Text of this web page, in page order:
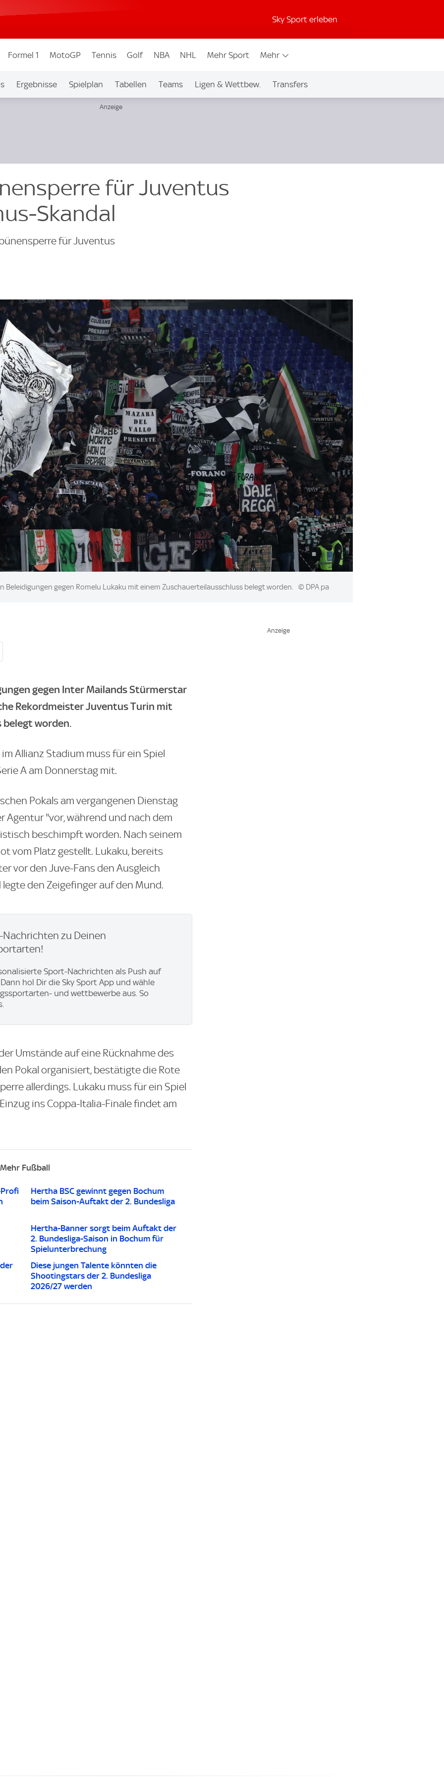
Sky Sport erleben
Formel 1 MotoGP Tennis Golf NBA NHL Mehr Sport Mehr
Ergebnisse Spielplan Tabellen Teams Ligen & Wettbew. Transfers
für Juventus
Skandal
für Juventus
Beleidigungen gegen Romelu Lukaku mit einem Zuschauerteilausschluss belegt worden. © DPA pa
gegen Inter Mailands Stürmerstar
Rekordmeister Juventus Turin mit
belegt worden.
Allianz Stadium muss für ein Spiel
A am Donnerstag mit.
Pokals am vergangenen Dienstag
Agentur "vor, während und nach dem
beschimpft worden. Nach seinem
vom Platz gestellt. Lukaku, bereits
vor den Juve-Fans den Ausgleich
den Zeigefinger auf den Mund.
zu Deinen
Sport-Nachrichten als Push auf
hol Dir die Sky Sport App und wähle
und wettbewerbe aus. So
Umstände auf eine Rücknahme des
Pokal organisiert, bestätigte die Rote
allerdings. Lukaku muss für ein Spiel
ins Coppa-Italia-Finale findet am
Mehr Fußball
Hertha BSC gewinnt gegen Bochum
beim Saison-Auftakt der 2. Bundesliga
Hertha-Banner sorgt beim Auftakt der
2. Bundesliga-Saison in Bochum für
Spielunterbrechung
Diese jungen Talente könnten die
Shootingstars der 2. Bundesliga
2026/27 werden